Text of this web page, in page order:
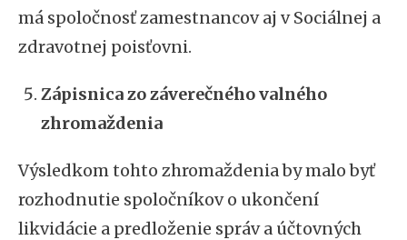
má spoločnosť zamestnancov aj v Sociálnej a
zdravotnej poisťovni.
Zápisnica zo záverečného valného
zhromaždenia
Výsledkom tohto zhromaždenia by malo byť
rozhodnutie spoločníkov o ukončení
likvidácie a predloženie správ a účtovných